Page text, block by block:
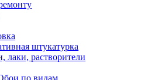
штукатурка
лаки, растворители
по видам